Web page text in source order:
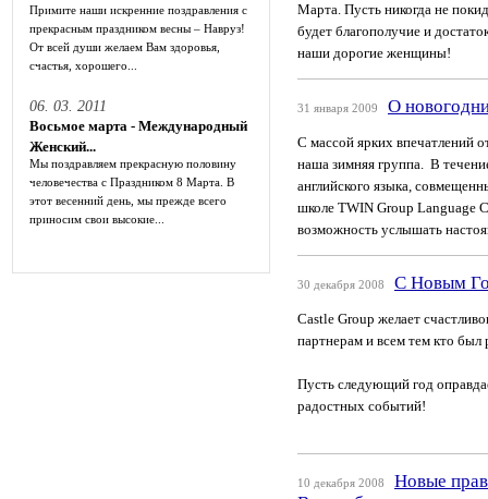
Примите наши искренние поздравления с
прекрасным праздником весны – Навруз!
От всей души желаем Вам здоровья,
счастья, хорошего...
06. 03. 2011
Восьмое марта - Международный
Женский...
Мы поздравляем прекрасную половину
человечества с Праздником 8 Марта. В
этот весенний день, мы прежде всего
приносим свои высокие...
Марта. Пусть никогда не
будет благополучие и
наши дорогие женщины!
31 января 2009 О
С массой ярких впечатлений
наша зимняя группа. В
английского языка,
школе TWIN Group Language
возможность услышать
30 декабря 2008 С Новым
Castle Group желает
партнерам и всем тем кто
Пусть следующий год
радостных событий!
10 декабря 2008
Новые